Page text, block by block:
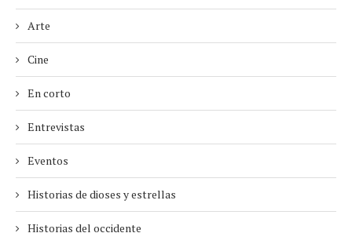
Arte
Cine
En corto
Entrevistas
Eventos
Historias de dioses y estrellas
Historias del occidente